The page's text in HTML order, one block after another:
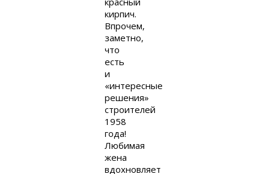
кирпич.
Впрочем,
заметно,
что
есть
и
«интересные
решения»
строителей
1958
года!
Любимая
жена
вдохновляет